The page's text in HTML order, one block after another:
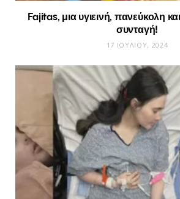
Fajitas, μια υγιεινή, πανεύκολη
συνταγή!
17 ΙΟΥΛΊΟΥ, 2024